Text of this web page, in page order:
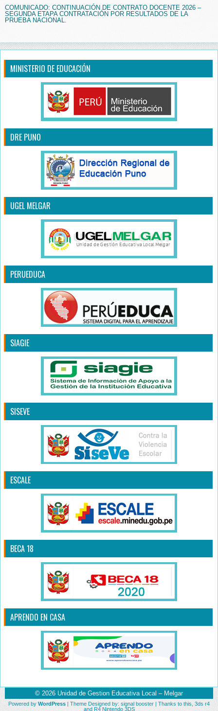
COMUNICADO: CONTINUACIÓN DE CONTRATO DOCENTE 2026 –
SEGUNDA ETAPA CONTRATACIÓN POR RESULTADOS DE LA
PRUEBA NACIONAL.
MINISTERIO DE EDUCACIÓN
DRE PUNO
UGEL MELGAR
PERUEDUCA
SIAGIE
SISEVE
ESCALE
BECA 18
APRENDO EN CASA
© 2026 Unidad de Gestion Educativa Local – Melgar
Powered by WordPress | Theme Designed by: signal booster | Thanks to this 3ds r4
and R4 Nintendo 3DS